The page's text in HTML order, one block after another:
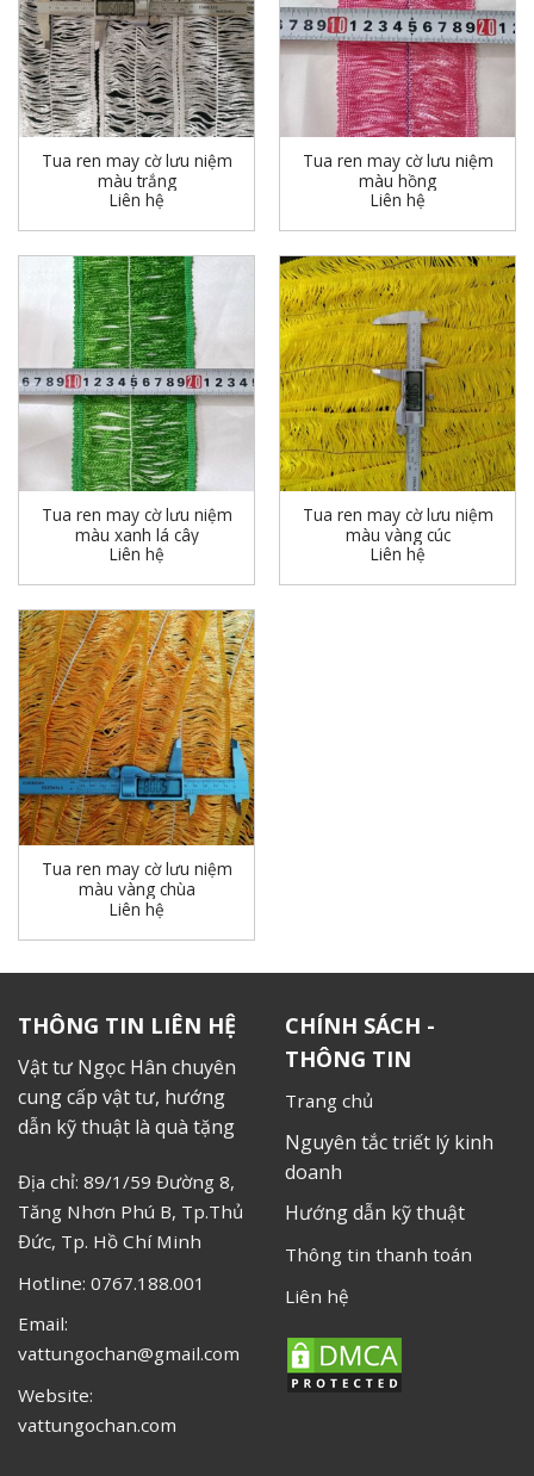
Tua ren may cờ lưu niệm
màu trắng
Liên hệ
Tua ren may cờ lưu niệm
màu hồng
Liên hệ
Tua ren may cờ lưu niệm
màu xanh lá cây
Liên hệ
Tua ren may cờ lưu niệm
màu vàng cúc
Liên hệ
Tua ren may cờ lưu niệm
màu vàng chùa
Liên hệ
THÔNG TIN LIÊN HỆ
Vật tư Ngọc Hân chuyên
cung cấp vật tư, hướng
dẫn kỹ thuật là quà tặng
Địa chỉ: 89/1/59 Đường 8,
Tăng Nhơn Phú B, Tp.Thủ
Đức, Tp. Hồ Chí Minh
Hotline: 0767.188.001
Email:
vattungochan@gmail.com
Website:
vattungochan.com
CHÍNH SÁCH -
THÔNG TIN
Trang chủ
Nguyên tắc triết lý kinh
doanh
Hướng dẫn kỹ thuật
Thông tin thanh toán
Liên hệ